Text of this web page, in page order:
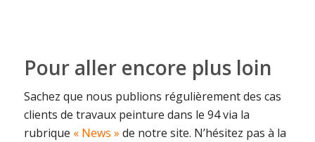
Pour aller encore plus loin
Sachez que nous publions régulièrement des cas
clients de travaux peinture dans le 94 via la
rubrique « News » de notre site. N’hésitez pas à la